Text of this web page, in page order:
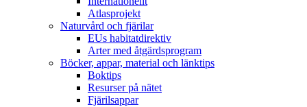
Atlasprojekt
Naturvård och fjärilar
EUs habitatdirektiv
Arter med åtgärdsprogram
Böcker, appar, material och länktips
Boktips
Resurser på nätet
Fjärilsappar